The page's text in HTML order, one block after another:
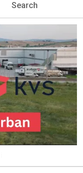
Search